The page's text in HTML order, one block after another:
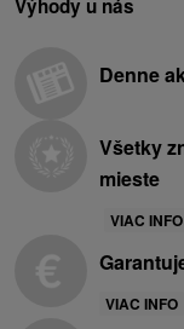
Výhody u nás
Denne
Všetky
mieste
VIAC INFO
VIAC INFO